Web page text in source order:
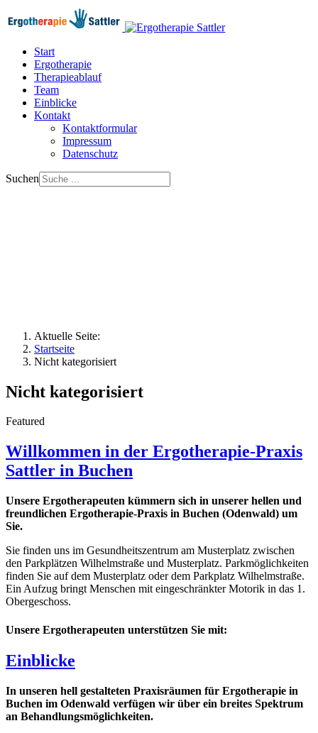
Start
Ergotherapie
Therapieablauf
Team
Einblicke
Kontakt
Kontaktformular
Impressum
Datenschutz
Suchen
Aktuelle Seite:
Startseite
Nicht kategorisiert
Nicht kategorisiert
Featured
Willkommen in der Ergotherapie-Praxis
Sattler in Buchen
Unsere Ergotherapeuten kümmern sich in unserer hellen und
freundlichen Ergotherapie-Praxis in Buchen (Odenwald) um
Sie.
Sie finden uns im Gesundheitszentrum am Musterplatz zwischen
den Parkplätzen Wilhelmstraße und Musterplatz. Parkmöglichkeiten
finden Sie auf dem Musterplatz oder dem Parkplatz Wilhelmstraße.
Ein Aufzug bringt Menschen mit eingeschränkter Motorik in das 1.
Obergeschoss.
Unsere Ergotherapeuten unterstützen Sie mit:
Einblicke
In unseren hell gestalteten Praxisräumen für Ergotherapie in
Buchen im Odenwald verfügen wir über ein breites Spektrum
an Behandlungsmöglichkeiten.